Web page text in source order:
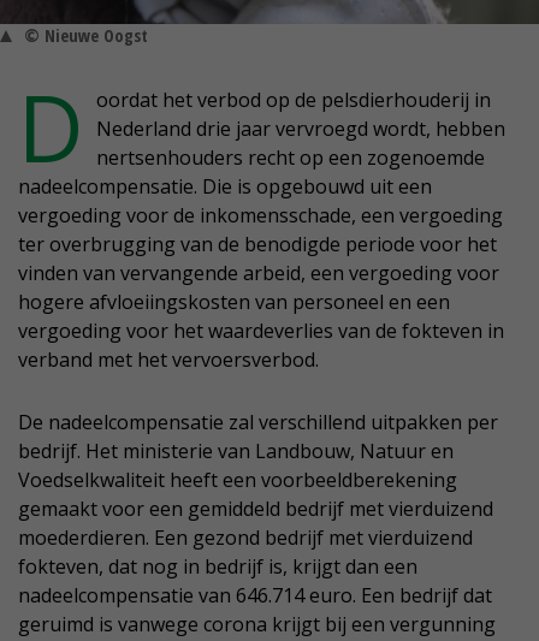
© Nieuwe Oogst
D
oordat het verbod op de pelsdierhouderij in
Nederland drie jaar vervroegd wordt, hebben
nertsenhouders recht op een zogenoemde
nadeelcompensatie. Die is opgebouwd uit een
vergoeding voor de inkomensschade, een vergoeding
ter overbrugging van de benodigde periode voor het
vinden van vervangende arbeid, een vergoeding voor
hogere afvloeiingskosten van personeel en een
vergoeding voor het waardeverlies van de fokteven in
verband met het vervoersverbod.
De nadeelcompensatie zal verschillend uitpakken per
bedrijf. Het ministerie van Landbouw, Natuur en
Voedselkwaliteit heeft een voorbeeldberekening
gemaakt voor een gemiddeld bedrijf met vierduizend
moederdieren. Een gezond bedrijf met vierduizend
fokteven, dat nog in bedrijf is, krijgt dan een
nadeelcompensatie van 646.714 euro. Een bedrijf dat
geruimd is vanwege corona krijgt bij een vergunning